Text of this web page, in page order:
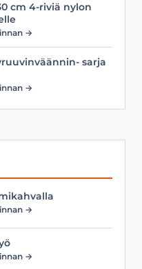
cm 4-riviä nylon
→
sarja
→
→
→